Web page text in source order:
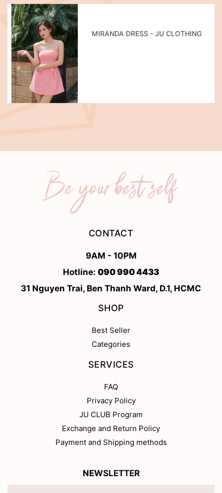
MIRANDA DRESS - JU CLOTHING
CONTACT
9AM - 10PM
Hotline: 090 990 4433
31 Nguyen Trai, Ben Thanh Ward, D.1, HCMC
SHOP
Best Seller
Categories
SERVICES
FAQ
Privacy Policy
JU CLUB Program
Exchange and Return Policy
Payment and Shipping methods
NEWSLETTER